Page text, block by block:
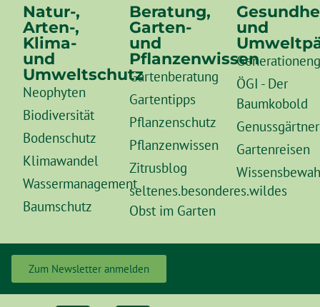
Natur-,
Arten-,
Klima-
und
Umweltschutz
Neophyten
Biodiversität
Bodenschutz
Klimawandel
Wassermanagement
Baumschutz
Beratung,
Garten-
und
Pflanzenwissen
Gartenberatung
Gartentipps
Pflanzenschutz
Pflanzenwissen
Zitrusblog
seltenes.besonderes.wildes
Obst im Garten
und
ÖGI - Der
Baumkobold
Gartenreisen
Zum Newsletter anmelden